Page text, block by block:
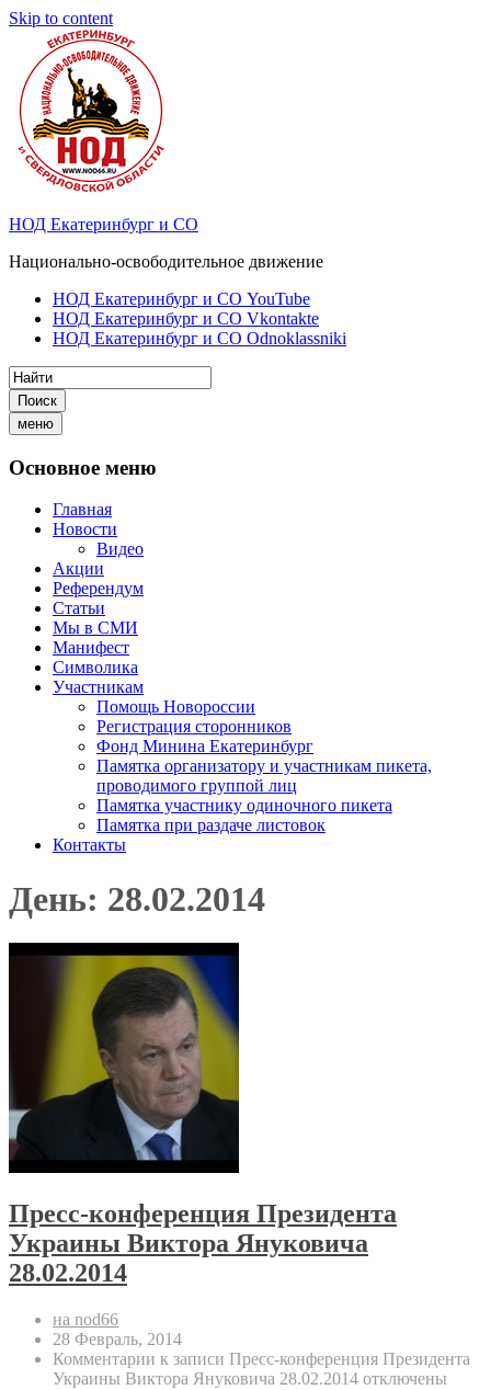
Skip to content
НОД Екатеринбург и СО
Национально-освободительное движение
НОД Екатеринбург и СО YouTube
НОД Екатеринбург и СО Vkontakte
НОД Екатеринбург и СО Odnoklassniki
Поиск
меню
Основное меню
Главная
Новости
Видео
Акции
Референдум
Статьи
Мы в СМИ
Манифест
Символика
Участникам
Помощь Новороссии
Регистрация сторонников
Фонд Минина Екатеринбург
Памятка организатору и участникам пикета,
проводимого группой лиц
Памятка участнику одиночного пикета
Памятка при раздаче листовок
Контакты
День: 28.02.2014
Пресс-конференция Президента
Украины Виктора Януковича
28.02.2014
на nod66
28 Февраль, 2014
Комментарии к записи Пресс-конференция Президента
Украины Виктора Януковича 28.02.2014 отключены